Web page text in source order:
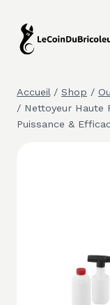
contenu
Accueil / Shop /
/ Nettoyeur Haute
Puissance &